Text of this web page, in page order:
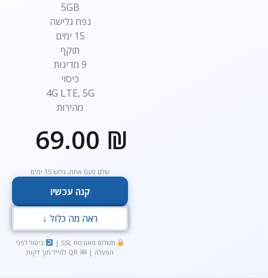
5GB
נפח גלישה
15 ימים
תוקף
9 מדינות
כיסוי
4G LTE, 5G
מהירות
69.00 ₪
שלם פעם אחת, גלוש 15 ימים
קנה עכשיו
ראה מה כלול ↓
תשלום מאובטח SSL |
ביטול לפני
הפעלה |